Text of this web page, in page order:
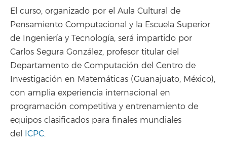
El curso, organizado por el Aula Cultural de
Pensamiento Computacional y la Escuela Superior
de Ingeniería y Tecnología, será impartido por
Carlos Segura González, profesor titular del
Departamento de Computación del Centro de
Investigación en Matemáticas (Guanajuato, México),
con amplia experiencia internacional en
programación competitiva y entrenamiento de
equipos clasificados para finales mundiales
del ICPC.